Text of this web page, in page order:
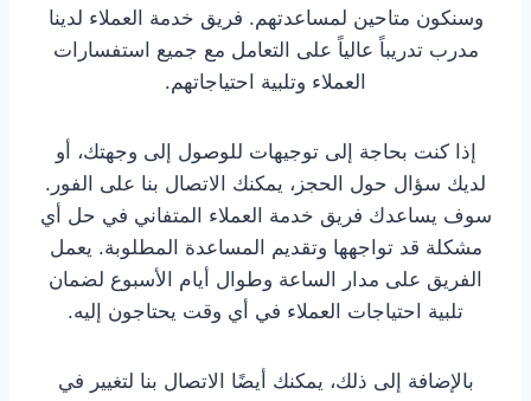
وسنكون متاحين لمساعدتهم. فريق خدمة العملاء لدينا
مدرب تدريباً عالياً على التعامل مع جميع استفسارات
العملاء وتلبية احتياجاتهم.
إذا كنت بحاجة إلى توجيهات للوصول إلى وجهتك، أو
لديك سؤال حول الحجز، يمكنك الاتصال بنا على الفور.
سوف يساعدك فريق خدمة العملاء المتفاني في حل أي
مشكلة قد تواجهها وتقديم المساعدة المطلوبة. يعمل
الفريق على مدار الساعة وطوال أيام الأسبوع لضمان
تلبية احتياجات العملاء في أي وقت يحتاجون إليه.
بالإضافة إلى ذلك، يمكنك أيضًا الاتصال بنا لتغيير في